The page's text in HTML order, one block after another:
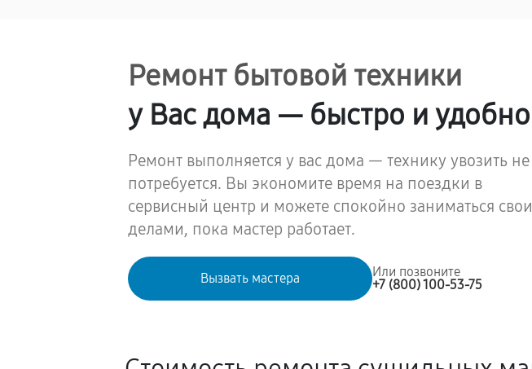
Ремонт бытовой техники
у Вас дома — быстро и удобно
Ремонт выполняется у вас дома — технику увозить не
потребуется. Вы экономите время на поездки в
сервисный центр и можете спокойно заниматься
делами, пока мастер работает.
Вызвать мастера
Или позвоните
+7 (800) 100-53-75